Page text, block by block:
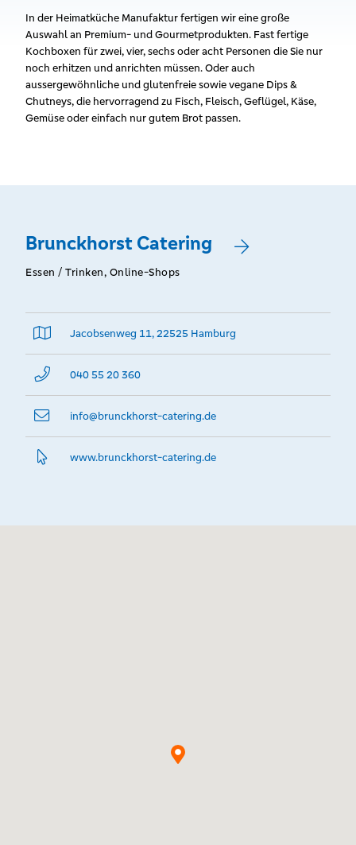
In der Heimatküche Manufaktur fertigen wir eine große
Auswahl an Premium- und Gourmetprodukten. Fast fertige
Kochboxen für zwei, vier, sechs oder acht Personen die Sie nur
noch erhitzen und anrichten müssen. Oder auch
aussergewöhnliche und glutenfreie sowie vegane Dips &
Chutneys, die hervorragend zu Fisch, Fleisch, Geflügel, Käse,
Gemüse oder einfach nur gutem Brot passen.
Brunckhorst Catering
Essen / Trinken, Online-Shops
Jacobsenweg 11, 22525 Hamburg
040 55 20 360
info@­brunckhorst-catering.de
www.­brunckhorst-catering.­de